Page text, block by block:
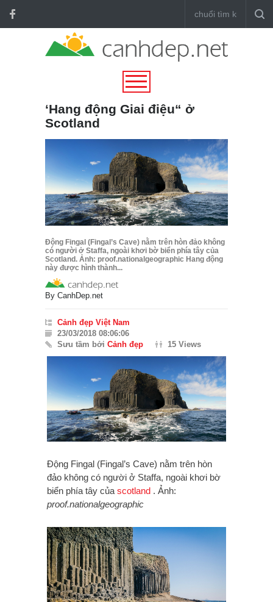
‘Hang động Giai điệu“ ở
Scotland
Động Fingal (Fingal’s Cave) nằm trên hòn đảo không
có người ở Staffa, ngoài khơi bờ biển phía tây của
Scotland. Ảnh: proof.nationalgeographic Hang động
này được hình thành...
By CanhDep.net
Cảnh đẹp Việt Nam
23/03/2018 08:06:06
Sưu tầm bởi Cảnh đẹp 15 Views
Động Fingal (Fingal’s Cave) nằm trên hòn
đảo không có người ở Staffa, ngoài khơi bờ
biển phía tây của scotland . Ảnh:
proof.nationalgeographic